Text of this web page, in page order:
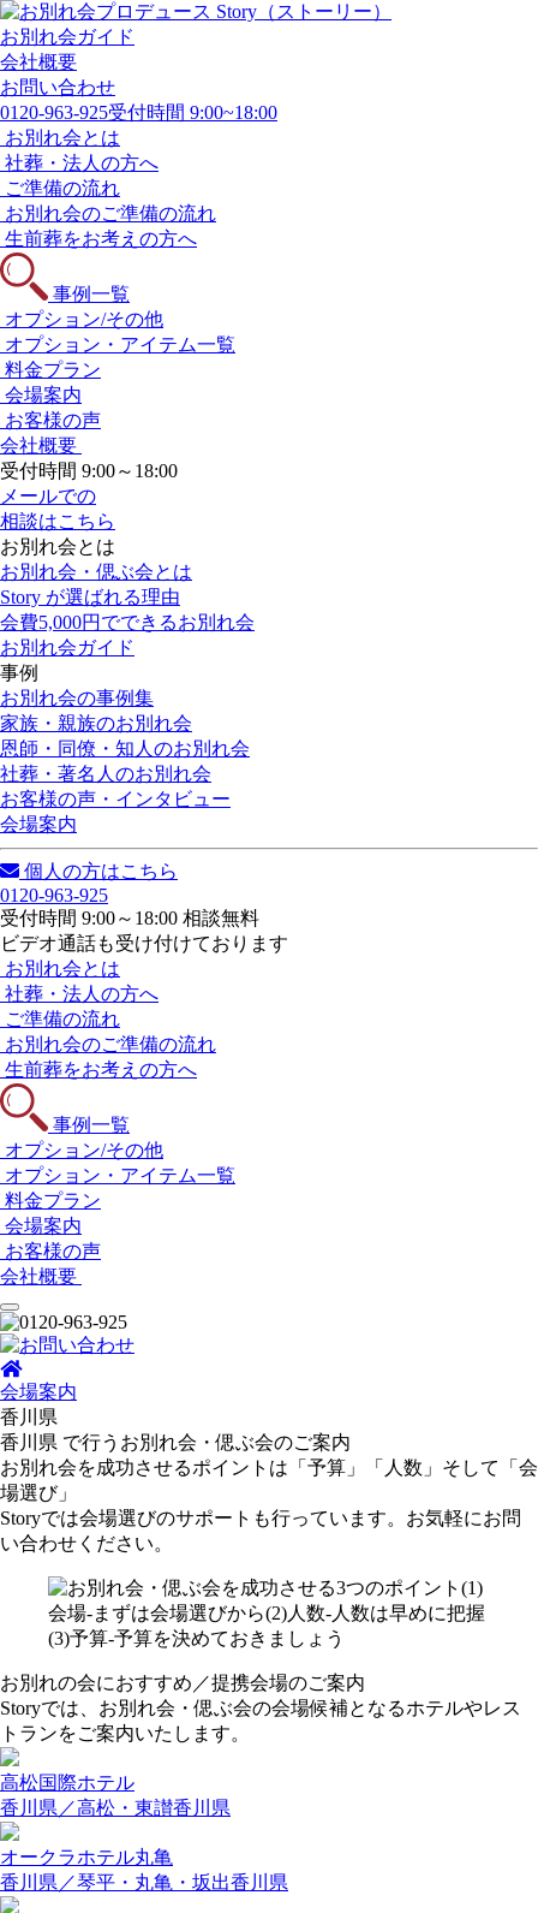
お別れ会ガイド
会社概要
お問い合わせ
0120-963-925受付時間 9:00~18:00
お別れ会とは
社葬・法人の方へ
ご準備の流れ
お別れ会のご準備の流れ
生前葬をお考えの方へ
事例一覧
オプション/その他
オプション・アイテム一覧
料金プラン
会場案内
お客様の声
会社概要
受付時間 9:00～18:00
メールでの
相談はこちら
お別れ会とは
お別れ会・偲ぶ会とは
Story が選ばれる理由
会費5,000円でできるお別れ会
お別れ会ガイド
事例
お別れ会の事例集
家族・親族のお別れ会
恩師・同僚・知人のお別れ会
社葬・著名人のお別れ会
お客様の声・インタビュー
会場案内
個人の方はこちら
0120-963-925
受付時間 9:00～18:00 相談無料
ビデオ通話も受け付けております
お別れ会とは
社葬・法人の方へ
ご準備の流れ
お別れ会のご準備の流れ
生前葬をお考えの方へ
事例一覧
オプション/その他
オプション・アイテム一覧
料金プラン
会場案内
お客様の声
会社概要
会場案内
香川県
香川県 で行う お別れ会・偲ぶ会のご案内
お別れ会を成功させるポイントは「予算」「人数」そして「会
場選び」
Storyでは会場選びのサポートも行っています。お気軽にお問
い合わせください。
お別れの会におすすめ／提携会場のご案内
Storyでは、お別れ会・偲ぶ会の会場候補となるホテルやレス
トランをご案内いたします。
高松国際ホテル
香川県／高松・東讃香川県
オークラホテル丸亀
香川県／琴平・丸亀・坂出香川県